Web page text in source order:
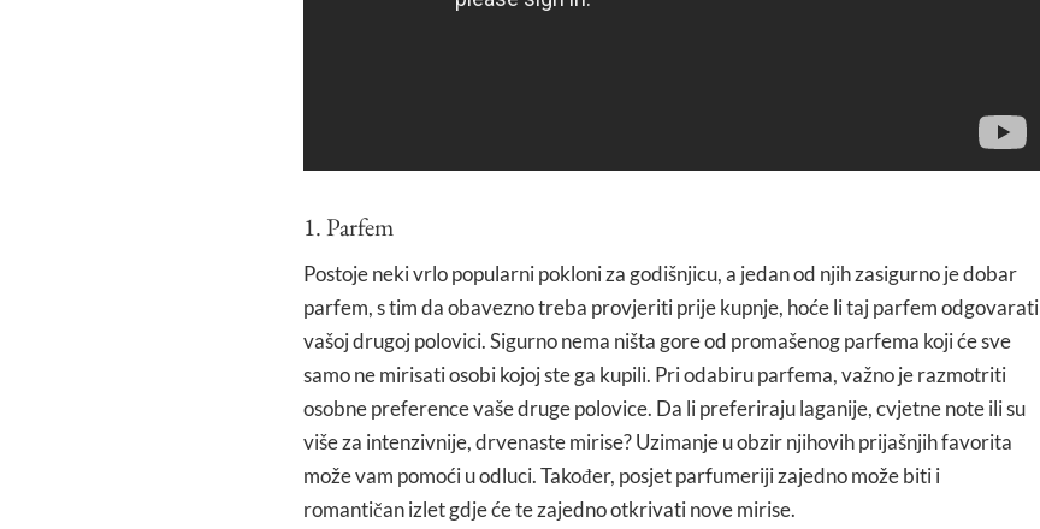
1. Parfem
Postoje neki vrlo popularni pokloni za godišnjicu, a jedan od njih zasigurno je dobar
parfem, s tim da obavezno treba provjeriti prije kupnje, hoće li taj parfem odgovarati
vašoj drugoj polovici. Sigurno nema ništa gore od promašenog parfema koji će sve
samo ne mirisati osobi kojoj ste ga kupili. Pri odabiru parfema, važno je razmotriti
osobne preference vaše druge polovice. Da li preferiraju laganije, cvjetne note ili su
više za intenzivnije, drvenaste mirise? Uzimanje u obzir njihovih prijašnjih favorita
može vam pomoći u odluci. Također, posjet parfumeriji zajedno može biti i
romantičan izlet gdje će te zajedno otkrivati nove mirise.